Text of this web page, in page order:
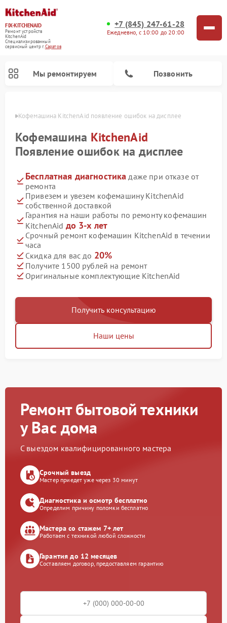
FIX-KITCHENAID
Ремонт устройств
KitchenAid
Специализированный
cервисный центр г.Саратов
+7 (845) 247-61-28
Ежедневно, с 10:00 до 20:00
Мы ремонтируем Позвонить
Кофемашина KitchenAid появление ошибок на дисплее
Кофемашина KitchenAid
Появление ошибок на дисплее
Бесплатная диагностика даже при отказе от
ремонта
Привезем и увезем кофемашину KitchenAid
собственной доставкой
Гарантия на наши работы по ремонту кофемашин
KitchenAid до 3-х лет
Срочный ремонт кофемашин KitchenAid в течении
часа
Скидка для вас до 20%
Получите 1500 рублей на ремонт
Оригинальные комплектующие KitchenAid
Получить консультацию
Наши цены
Ремонт бытовой техники
у Вас дома
С выездом квалифицированного мастера
Срочный выезд
Мастер приедет уже через 30 минут
Диагностика и осмотр бесплатно
Определим причину поломки бесплатно
Мастера со стажем 7+ лет
Работаем с техникой любой сложности
Гарантия до 12 месяцев
Составляем договор, предоставляем гарантию